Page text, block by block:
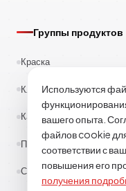
Группы продуктов
Краска
Клеи
Каучук
Полиэстер
Строительная химия
Используются
вашего опыта.
файлов cookie
соответствии с
повышения его
получения